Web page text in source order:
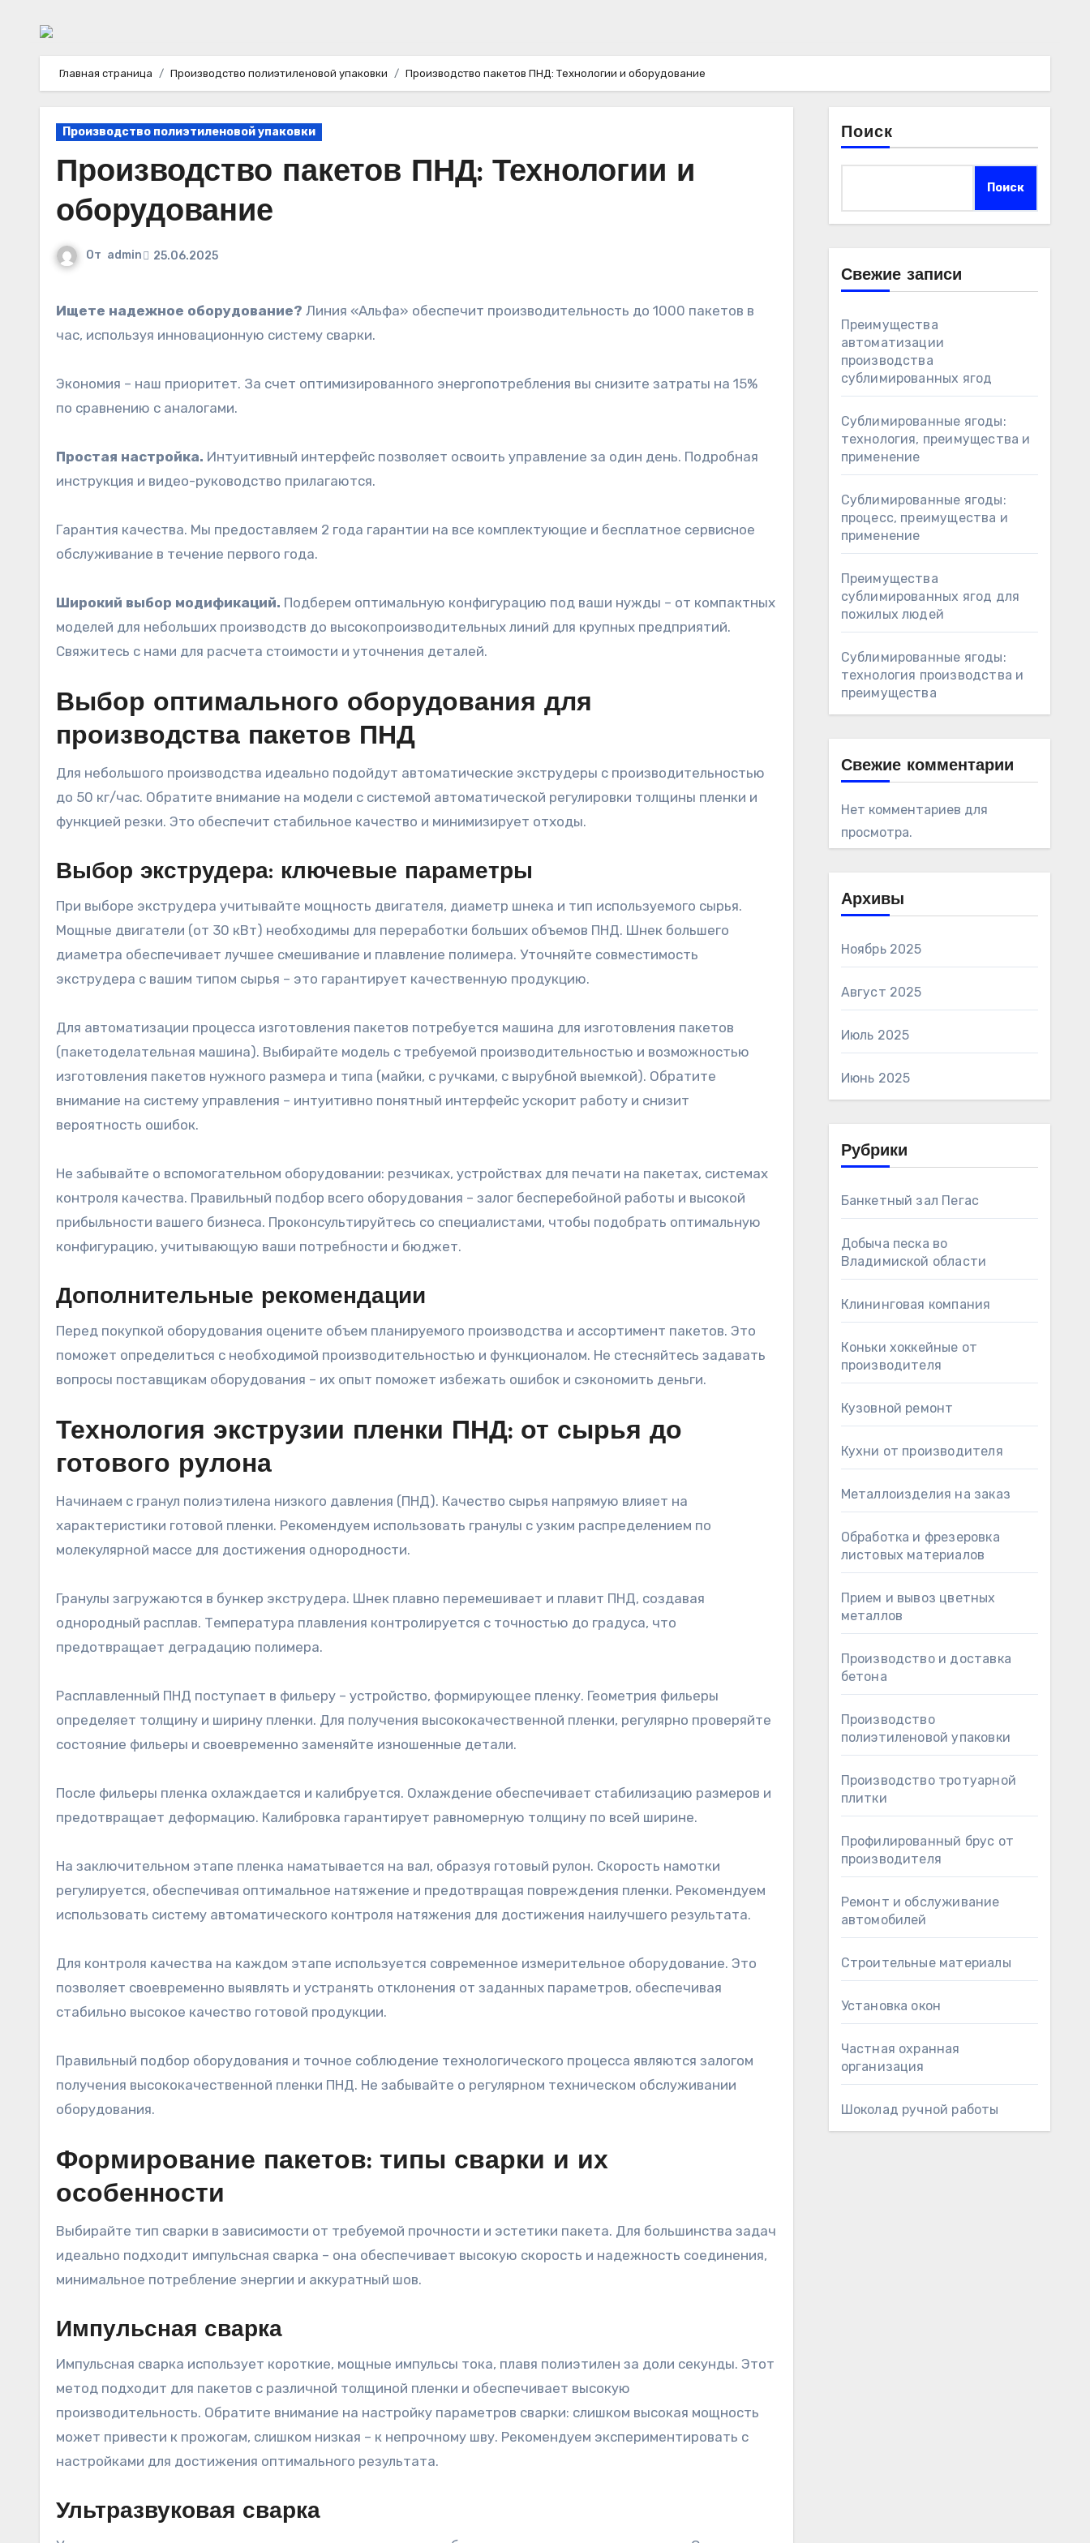
Главная страница Производство полиэтиленовой упаковки Производство пакетов ПНД: Технологии и оборудование
Производство полиэтиленовой упаковки
Производство пакетов ПНД: Технологии и
оборудование
От admin 25.06.2025
Ищете надежное оборудование? Линия «Альфа» обеспечит производительность до 1000 пакетов в
час, используя инновационную систему сварки.
Экономия – наш приоритет. За счет оптимизированного энергопотребления вы снизите затраты на 15%
по сравнению с аналогами.
Простая настройка. Интуитивный интерфейс позволяет освоить управление за один день. Подробная
инструкция и видео-руководство прилагаются.
Гарантия качества. Мы предоставляем 2 года гарантии на все комплектующие и бесплатное сервисное
обслуживание в течение первого года.
Широкий выбор модификаций. Подберем оптимальную конфигурацию под ваши нужды – от компактных
моделей для небольших производств до высокопроизводительных линий для крупных предприятий.
Свяжитесь с нами для расчета стоимости и уточнения деталей.
Выбор оптимального оборудования для
производства пакетов ПНД
Для небольшого производства идеально подойдут автоматические экструдеры с производительностью
до 50 кг/час. Обратите внимание на модели с системой автоматической регулировки толщины пленки и
функцией резки. Это обеспечит стабильное качество и минимизирует отходы.
Выбор экструдера: ключевые параметры
При выборе экструдера учитывайте мощность двигателя, диаметр шнека и тип используемого сырья.
Мощные двигатели (от 30 кВт) необходимы для переработки больших объемов ПНД. Шнек большего
диаметра обеспечивает лучшее смешивание и плавление полимера. Уточняйте совместимость
экструдера с вашим типом сырья – это гарантирует качественную продукцию.
Для автоматизации процесса изготовления пакетов потребуется машина для изготовления пакетов
(пакетоделательная машина). Выбирайте модель с требуемой производительностью и возможностью
изготовления пакетов нужного размера и типа (майки, с ручками, с вырубной выемкой). Обратите
внимание на систему управления – интуитивно понятный интерфейс ускорит работу и снизит
вероятность ошибок.
Не забывайте о вспомогательном оборудовании: резчиках, устройствах для печати на пакетах, системах
контроля качества. Правильный подбор всего оборудования – залог бесперебойной работы и высокой
прибыльности вашего бизнеса. Проконсультируйтесь со специалистами, чтобы подобрать оптимальную
конфигурацию, учитывающую ваши потребности и бюджет.
Дополнительные рекомендации
Перед покупкой оборудования оцените объем планируемого производства и ассортимент пакетов. Это
поможет определиться с необходимой производительностью и функционалом. Не стесняйтесь задавать
вопросы поставщикам оборудования – их опыт поможет избежать ошибок и сэкономить деньги.
Технология экструзии пленки ПНД: от сырья до
готового рулона
Начинаем с гранул полиэтилена низкого давления (ПНД). Качество сырья напрямую влияет на
характеристики готовой пленки. Рекомендуем использовать гранулы с узким распределением по
молекулярной массе для достижения однородности.
Гранулы загружаются в бункер экструдера. Шнек плавно перемешивает и плавит ПНД, создавая
однородный расплав. Температура плавления контролируется с точностью до градуса, что
предотвращает деградацию полимера.
Расплавленный ПНД поступает в фильеру – устройство, формирующее пленку. Геометрия фильеры
определяет толщину и ширину пленки. Для получения высококачественной пленки, регулярно проверяйте
состояние фильеры и своевременно заменяйте изношенные детали.
После фильеры пленка охлаждается и калибруется. Охлаждение обеспечивает стабилизацию размеров и
предотвращает деформацию. Калибровка гарантирует равномерную толщину по всей ширине.
На заключительном этапе пленка наматывается на вал, образуя готовый рулон. Скорость намотки
регулируется, обеспечивая оптимальное натяжение и предотвращая повреждения пленки. Рекомендуем
использовать систему автоматического контроля натяжения для достижения наилучшего результата.
Для контроля качества на каждом этапе используется современное измерительное оборудование. Это
позволяет своевременно выявлять и устранять отклонения от заданных параметров, обеспечивая
стабильно высокое качество готовой продукции.
Правильный подбор оборудования и точное соблюдение технологического процесса являются залогом
получения высококачественной пленки ПНД. Не забывайте о регулярном техническом обслуживании
оборудования.
Формирование пакетов: типы сварки и их
особенности
Выбирайте тип сварки в зависимости от требуемой прочности и эстетики пакета. Для большинства задач
идеально подходит импульсная сварка – она обеспечивает высокую скорость и надежность соединения,
минимальное потребление энергии и аккуратный шов.
Импульсная сварка
Импульсная сварка использует короткие, мощные импульсы тока, плавя полиэтилен за доли секунды. Этот
метод подходит для пакетов с различной толщиной пленки и обеспечивает высокую
производительность. Обратите внимание на настройку параметров сварки: слишком высокая мощность
может привести к прожогам, слишком низкая – к непрочному шву. Рекомендуем экспериментировать с
настройками для достижения оптимального результата.
Ультразвуковая сварка
Поиск
Поиск
Свежие записи
Преимущества
автоматизации
производства
сублимированных ягод
Сублимированные ягоды:
технология, преимущества и
применение
Сублимированные ягоды:
процесс, преимущества и
применение
Преимущества
сублимированных ягод для
пожилых людей
Сублимированные ягоды:
технология производства и
преимущества
Свежие комментарии
Нет комментариев для
просмотра.
Архивы
Ноябрь 2025
Август 2025
Июль 2025
Июнь 2025
Рубрики
Банкетный зал Пегас
Добыча песка во
Владимиской области
Клининговая компания
Коньки хоккейные от
производителя
Кузовной ремонт
Кухни от производителя
Металлоизделия на заказ
Обработка и фрезеровка
листовых материалов
Прием и вывоз цветных
металлов
Производство и доставка
бетона
Производство
полиэтиленовой упаковки
Производство тротуарной
плитки
Профилированный брус от
производителя
Ремонт и обслуживание
автомобилей
Строительные материалы
Установка окон
Частная охранная
организация
Шоколад ручной работы